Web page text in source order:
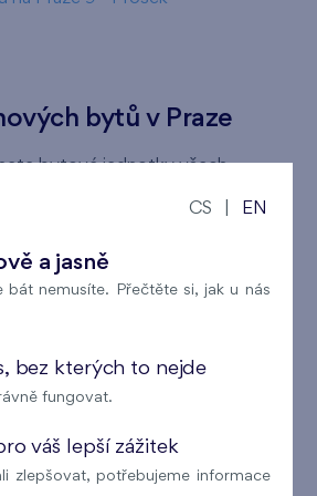
bytů v Praze
bytové jednotky všech
vybrat byt, který odpovídá
(lokalita, typ vlastnictví bytu,
bytu a cena bytu). Pokud si v
bytů kliknete na číslo konkrétního
CS EN
a jasně
bát nemusíte. Přečtěte si, jak u nás
bez kterých to nejde
fungovat.
váš lepší zážitek
zlepšovat, potřebujeme informace